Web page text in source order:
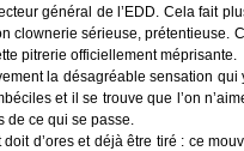
général de l’EDD. Cela fait
clownerie sérieuse, prétentieuse.
pitrerie officiellement méprisante.
la désagréable sensation qui
et il se trouve que l’on
de ce qui se passe.
doit d’ores et déjà être tiré : ce